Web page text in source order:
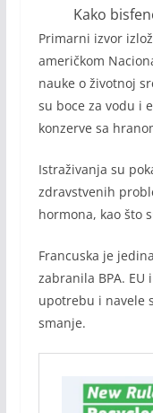
Kako
Primarni izvor
američkom
nauke o životnoj
su boce za vodu i
konzerve sa
Istraživanja su
zdravstvenih
hormona, kao što
Francuska je
zabranila BPA. EU
upotrebu i navele
smanje.